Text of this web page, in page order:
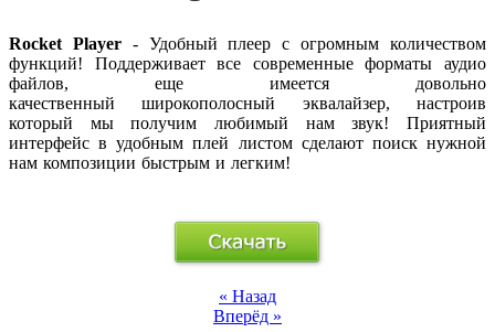
Rocket Player- Удобный плеер с огромным количеством
функций! Поддерживает все современные форматы аудио
файлов, еще имеется довольно
качественныйширокополосный эквалайзер, настроив
который мы получим любимый нам звук! Приятный
интерфейс в удобнымплей листомсделают поиск нужной
нам композиции быстрым и легким!
« Назад
Вперёд »